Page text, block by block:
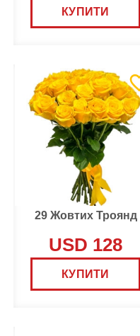
КУПИТИ
29 Жовтих Троянд
USD 128
КУПИТИ